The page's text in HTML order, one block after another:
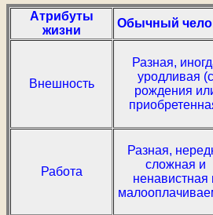
Атрибуты
жизни
Обычный
Внешность
Разная,
уродливая (с
рождения
Работа
Разная,
сложная и
ненавистная